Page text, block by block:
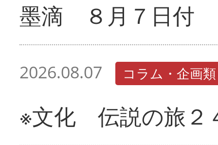
墨滴 ８月７日付
2026.08.07 コラム・企画類
※文化 伝説の旅２